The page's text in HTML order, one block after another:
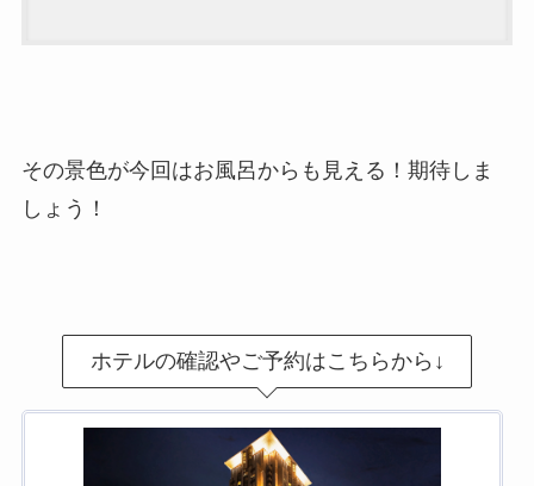
その景色が今回はお風呂からも見える！期待しま
しょう！
ホテルの確認やご予約はこちらから↓